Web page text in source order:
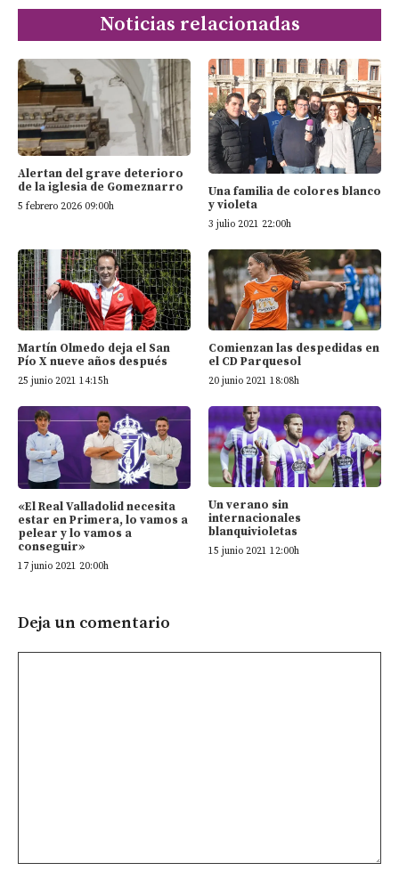
Noticias relacionadas
Alertan del grave deterioro
de la iglesia de Gomeznarro
5 febrero 2026 09:00h
Una familia de colores blanco
y violeta
3 julio 2021 22:00h
Martín Olmedo deja el San
Pío X nueve años después
25 junio 2021 14:15h
Comienzan las despedidas en
el CD Parquesol
20 junio 2021 18:08h
«El Real Valladolid necesita
estar en Primera, lo vamos a
pelear y lo vamos a
conseguir»
17 junio 2021 20:00h
Un verano sin
internacionales
blanquivioletas
15 junio 2021 12:00h
Deja un comentario